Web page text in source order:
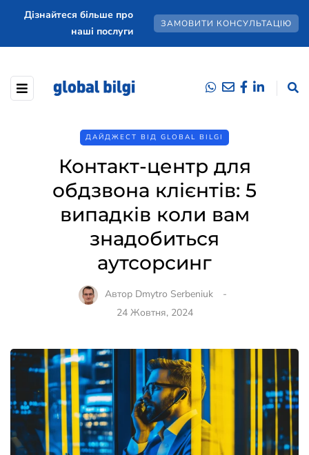
Дізнайтеся більше про
наші послуги
ЗАМОВИТИ КОНСУЛЬТАЦІЮ
ДАЙДЖЕСТ ВІД GLOBAL BILGI
Контакт-центр для
обдзвона клієнтів: 5
випадків коли вам
знадобиться
аутсорсинг
Автор Dmytro Serbeniuk
24 Жовтня, 2024